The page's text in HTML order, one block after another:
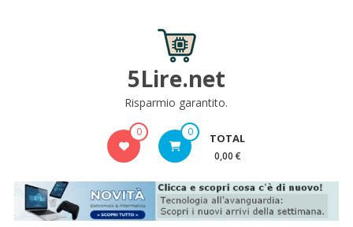
5Lire.net
Risparmio garantito.
0 0 TOTAL
0,00 €